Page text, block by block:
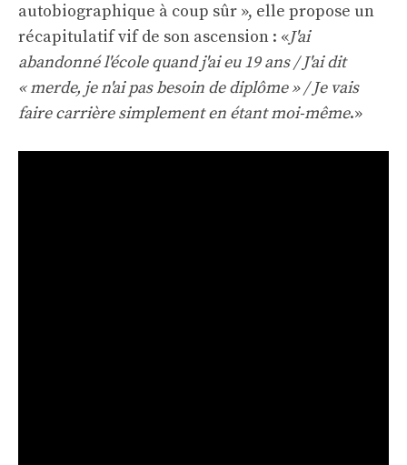
autobiographique à coup sûr », elle propose un
récapitulatif vif de son ascension : «J'ai
abandonné l'école quand j'ai eu 19 ans / J'ai dit
« merde, je n'ai pas besoin de diplôme » / Je vais
faire carrière simplement en étant moi-même.»